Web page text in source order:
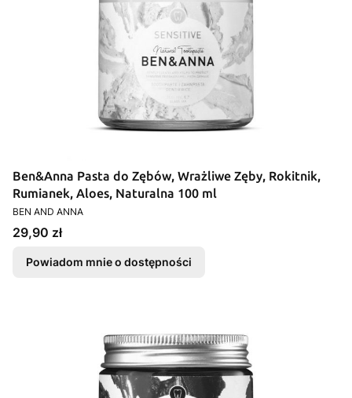
Ben&Anna Pasta do Zębów, Wrażliwe Zęby, Rokitnik,
Rumianek, Aloes, Naturalna 100 ml
PRODUCENT
BEN AND ANNA
Cena
29,90 zł
Powiadom mnie o dostępności